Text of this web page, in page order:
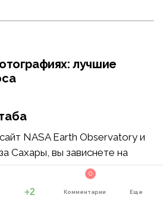
лучшие
NASA Earth Observatory и
Сахары, вы зависнете на
одном из них, сделанном с
+2 Комментарии
0
Еще